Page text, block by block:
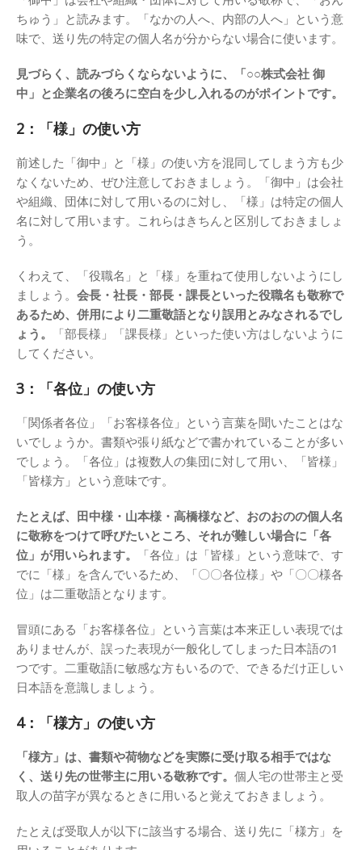
ちゅう」と読みます。「なかの人へ、内部の人へ」という意
味で、送り先の特定の個人名が分からない場合に使います。
見づらく、読みづらくならないように、「○○株式会社 御
中」と企業名の後ろに空白を少し入れるのがポイントです。
2：「様」の使い方
前述した「御中」と「様」の使い方を混同してしまう方も少
なくないため、ぜひ注意しておきましょう。「御中」は会社
や組織、団体に対して用いるのに対し、「様」は特定の個人
名に対して用います。これらはきちんと区別しておきましょ
う。
くわえて、「役職名」と「様」を重ねて使用しないようにし
ましょう。 会長・社長・部長・課長といった役職名も敬称で
あるため、併用により二重敬語となり誤用とみなされるでし
ょう。
「部長様」「課長様」といった使い方はしないように
してください。
3：「各位」の使い方
「関係者各位」「お客様各位」という言葉を聞いたことはな
いでしょうか。書類や張り紙などで書かれていることが多い
でしょう。「各位」は複数人の集団に対して用い、「皆様」
「皆様方」という意味です。
たとえば、田中様・山本様・高橋様など、おのおのの個人名
に敬称をつけて呼びたいところ、それが難しい場合に「各
位」が用いられます。
「各位」は「皆様」という意味で、す
でに「様」を含んでいるため、「〇〇各位様」や「〇〇様各
位」は二重敬語となります。
冒頭にある「お客様各位」という言葉は本来正しい表現では
ありませんが、誤った表現が一般化してしまった日本語の1
つです。二重敬語に敏感な方もいるので、できるだけ正しい
日本語を意識しましょう。
4：「様方」の使い方
「様方」は、書類や荷物などを実際に受け取る相手ではな
く、送り先の世帯主に用いる敬称です。 個人宅の世帯主と受
取人の苗字が異なるときに用いると覚えておきましょう。
たとえば受取人が以下に該当する場合、送り先に「様方」を